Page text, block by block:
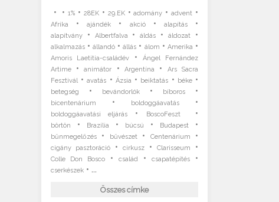
• •1% • 28EK • 29.EK•adomány •advent •
Afrika •ajándék • akció• alapítás•
alapítvány• Albertfalva •áldás •áldozat •
alkalmazás•állandó •állás • álom • Amerika •
Amoris Laetitia-családév•
Ángel Fernández
Artime•animátor •Argentína •
Ars Sacra
Fesztivál•avatás • Ázsia • beiktatás • béke•
betegség • bevándorlók• bíboros •
bicentenárium • boldoggáavatás•
boldoggáavatási eljárás • BoscoFeszt •
börtön • Brazília • búcsú • Budapest •
bűnmegelőzés• bűvészet• Centenárium •
cigány pasztoráció• cirkusz•Clarisseum •
Colle Don Bosco• család •csapatépítés •
cserkészek• ...
Összes címke